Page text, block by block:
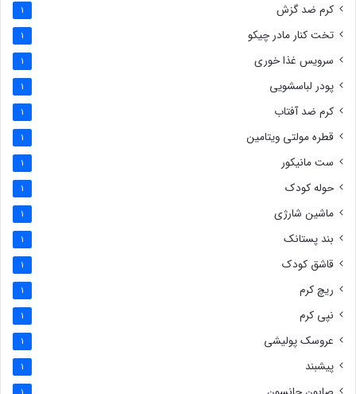
کرم ضد گزش 1
تخت کنار مادر چیکو 1
سرویس غذا خوری 1
پودر لباسشویی 1
کرم ضد آفتاب 1
قطره مولتی ویتامین 1
ست مانیکور 1
حوله کودک 1
ماشین شارژی 1
بند پستانک 1
قاشق کودک 1
ریچ کرم 1
نپی کرم 1
عروسک پولیشی 1
پیشبند 1